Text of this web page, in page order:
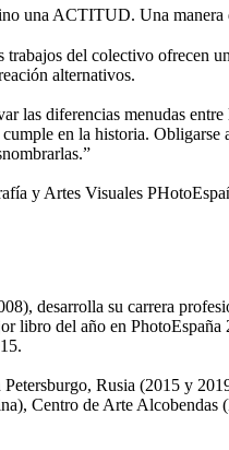
una ACTITUD. Una
del colectivo ofrecen
alternativos.
las diferencias menudas
en la historia.
y Artes Visuales
desarrolla su carrera
del año en
Rusia (2015 y
Centro de Arte